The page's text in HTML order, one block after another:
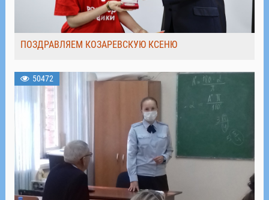
ПОЗДРАВЛЯЕМ КОЗАРЕВСКУЮ КСЕНЮ
50472